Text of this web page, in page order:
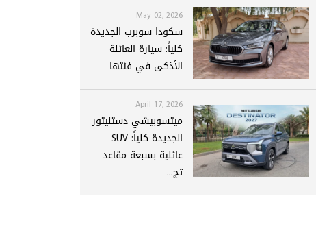
May 02, 2026
سكودا سوبرب الجديدة
كلياً: سيارة العائلة
الأذكى في فئتها
April 17, 2026
ميتسوبيشي دستنيتور
الجديدة كلياً: SUV
عائلية بسبعة مقاعد
تج...